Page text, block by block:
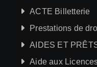
ACTE Billetterie
Prestations de
AIDES ET
Aide aux